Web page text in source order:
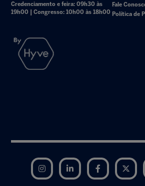
Credenciamento e feira: 09h30 às
19h00 | Congresso: 10h00 às 18h00
Fale
Política de
Instagram LinkedIn Facebook